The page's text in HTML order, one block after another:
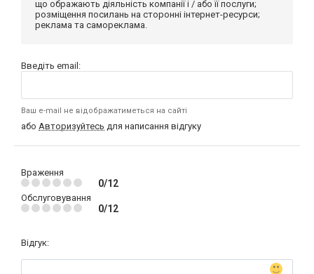
що ображають діяльність компанії і / або її послуги;
розміщення посилань на сторонні інтернет-ресурси;
реклама та самореклама.
Введіть email:
Ваш e-mail не відображатиметься на сайті
або Авторизуйтесь для написання відгуку
Враження
0/12
Обслуговування
0/12
Відгук: